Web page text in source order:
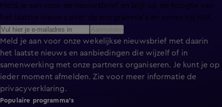
Meld je aan voor de nieuwsbrief en blijf op de hoogte van
het laatste nieuws over de programma’s en series op KIJK.
Meld je aan voor onze wekelijkse nieuwsbrief met daarin
het laatste nieuws en aanbiedingen die wijzelf of in
samenwerking met onze partners organiseren. Je kunt je op
ieder moment afmelden. Zie voor meer informatie de
privacyverklaring.
Populaire programma's